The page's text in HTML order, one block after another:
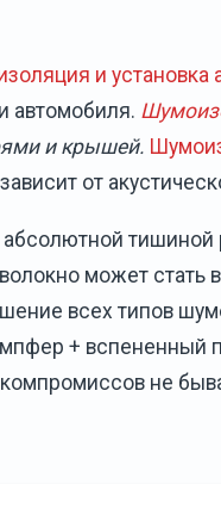
и установка
автомобиля.
и крышей.
от
абсолютной
может
всех типов
+ вспененный
не